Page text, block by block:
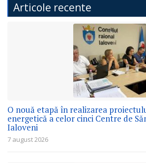
Articole recente
O nouă etapă în realizarea
energetică a celor cinci Centre de
Ialoveni
7 august 2026